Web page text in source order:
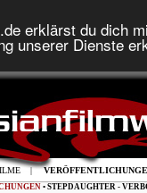
erklärst du dich
unserer Dienste
|
• STEPDAUGHTER -